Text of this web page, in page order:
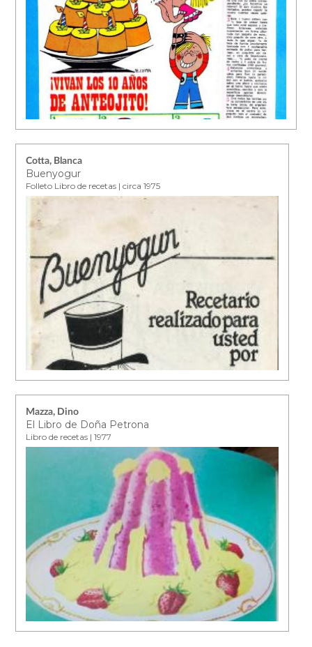
Cotta, Blanca
Buenyogur
Folleto Libro de recetas | circa 1975
Mazza, Dino
El Libro de Doña Petrona
Libro de recetas | 1977